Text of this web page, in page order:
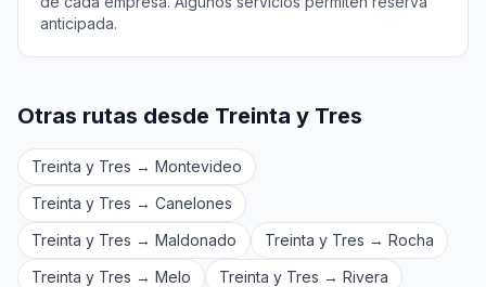
anticipada.
Otras rutas desde Treinta y Tres
Treinta y Tres → Montevideo
Treinta y Tres → Canelones
Treinta y Tres → Maldonado
Treinta y Tres → Rocha
Treinta y Tres → Melo
Treinta y Tres → Rivera